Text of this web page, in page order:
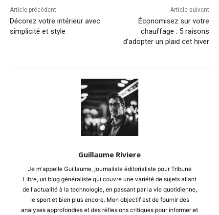
Article précédent
Décorez votre intérieur avec
simplicité et style
Article suivant
Économisez sur votre
chauffage : 5 raisons
d’adopter un plaid cet hiver
Guillaume Riviere
Je m'appelle Guillaume, journaliste éditorialiste pour Tribune
Libre, un blog généraliste qui couvre une variété de sujets allant
de l'actualité à la technologie, en passant par la vie quotidienne,
le sport et bien plus encore. Mon objectif est de fournir des
analyses approfondies et des réflexions critiques pour informer et